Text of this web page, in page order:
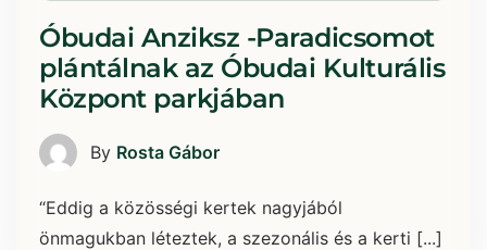
Óbudai Anziksz -Paradicsomot
plántálnak az Óbudai Kulturális
Központ parkjában
By Rosta Gábor
“Eddig a közösségi kertek nagyjából
önmagukban léteztek, a szezonális és a kerti [...]